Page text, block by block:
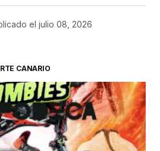
el julio 08, 2026
CANARIO